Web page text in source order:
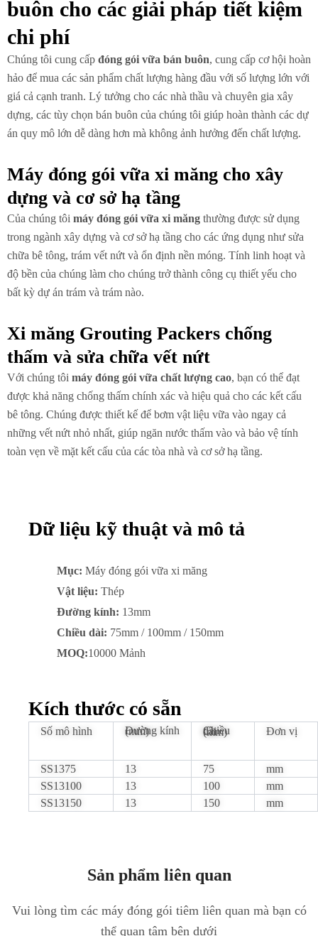
buôn cho các giải pháp tiết kiệm
chi phí
Chúng tôi cung cấp đóng gói vữa bán buôn, cung cấp cơ hội hoàn
hảo để mua các sản phẩm chất lượng hàng đầu với số lượng lớn với
giá cả cạnh tranh. Lý tưởng cho các nhà thầu và chuyên gia xây
dựng, các tùy chọn bán buôn của chúng tôi giúp hoàn thành các dự
án quy mô lớn dễ dàng hơn mà không ảnh hưởng đến chất lượng.
Máy đóng gói vữa xi măng cho xây
dựng và cơ sở hạ tầng
Của chúng tôi máy đóng gói vữa xi măng thường được sử dụng
trong ngành xây dựng và cơ sở hạ tầng cho các ứng dụng như sửa
chữa bê tông, trám vết nứt và ổn định nền móng. Tính linh hoạt và
độ bền của chúng làm cho chúng trở thành công cụ thiết yếu cho
bất kỳ dự án trám và trám nào.
Xi măng Grouting Packers chống
thấm và sửa chữa vết nứt
Với chúng tôi máy đóng gói vữa chất lượng cao, bạn có thể đạt
được khả năng chống thấm chính xác và hiệu quả cho các kết cấu
bê tông. Chúng được thiết kế để bơm vật liệu vữa vào ngay cả
những vết nứt nhỏ nhất, giúp ngăn nước thấm vào và bảo vệ tính
toàn vẹn về mặt kết cấu của các tòa nhà và cơ sở hạ tầng.
Dữ liệu kỹ thuật và mô tả
Mục: Máy đóng gói vữa xi măng
Vật liệu: Thép
Đường kính: 13mm
Chiều dài: 75mm / 100mm / 150mm
MOQ:10000 Mảnh
Kích thước có sẵn
Số mô hình Đường kính (mm) Chiều dài (mm) Đơn vị
SS1375 13 75
mm
SS13100
13 100
mm
SS13150
13 150 mm
Sản phẩm liên quan
Vui lòng tìm các máy đóng gói tiêm liên quan mà bạn có
thể quan tâm bên dưới